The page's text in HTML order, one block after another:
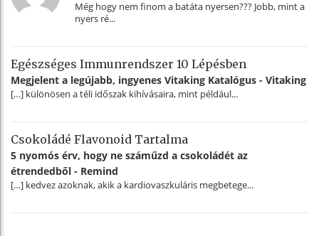
Még hogy nem finom a batáta nyersen??? Jobb, mint a
nyers ré...
Egészséges Immunrendszer 10 Lépésben
Megjelent a legújabb, ingyenes Vitaking Katalógus - Vitaking
[…] különösen a téli időszak kihívásaira, mint például...
Csokoládé Flavonoid Tartalma
5 nyomós érv, hogy ne száműzd a csokoládét az
étrendedből - Remind
[…] kedvez azoknak, akik a kardiovaszkuláris megbetege...